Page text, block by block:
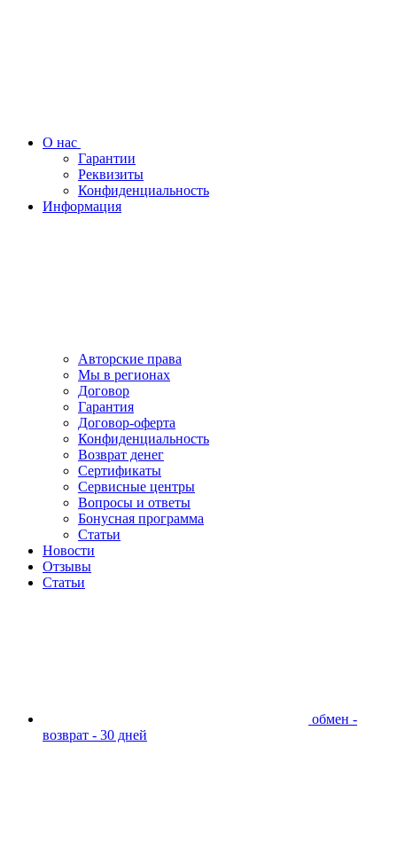
О нас
Гарантии
Реквизиты
Конфиденциальность
Информация
Авторские права
Мы в регионах
Договор
Гарантия
Договор-оферта
Конфиденциальность
Возврат денег
Сертификаты
Сервисные центры
Вопросы и ответы
Бонусная программа
Статьи
Новости
Отзывы
Статьи
обмен -
возврат - 30 дней